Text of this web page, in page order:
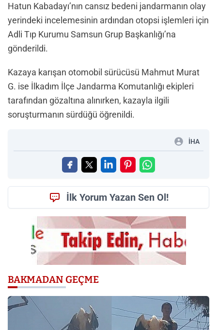
Hatun Kabadayı’nın cansız bedeni jandarmanın olay
yerindeki incelemesinin ardından otopsi işlemleri için
Adli Tıp Kurumu Samsun Grup Başkanlığı’na
gönderildi.
Kazaya karışan otomobil sürücüsü Mahmut Murat
G. ise İlkadım İlçe Jandarma Komutanlığı ekipleri
tarafından gözaltına alınırken, kazayla ilgili
soruşturmanın sürdüğü öğrenildi.
İHA
İlk Yorum Yazan Sen Ol!
BAKMADAN GEÇME